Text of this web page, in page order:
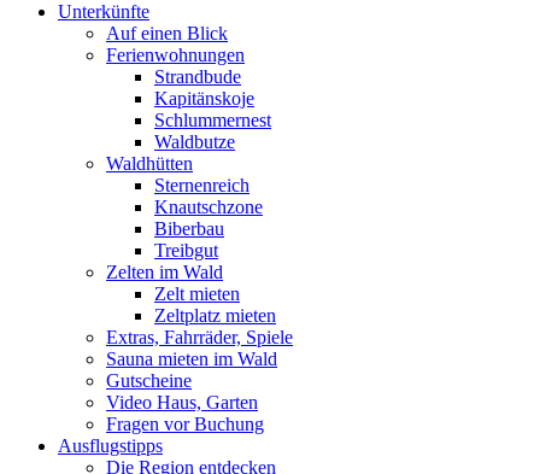
Unterkünfte
Auf einen Blick
Ferienwohnungen
Strandbude
Kapitänskoje
Schlummernest
Waldbutze
Waldhütten
Sternenreich
Knautschzone
Biberbau
Treibgut
Zelten im Wald
Zelt mieten
Zeltplatz mieten
Extras, Fahrräder, Spiele
Sauna mieten im Wald
Gutscheine
Video Haus, Garten
Fragen vor Buchung
Ausflugstipps
Die Region entdecken